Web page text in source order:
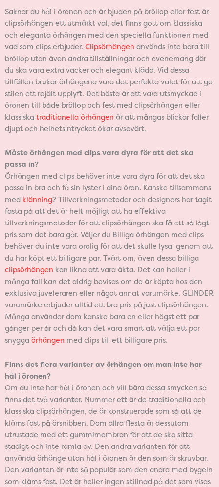
Saknar du hål i öronen och är bjuden på bröllop eller fest är
clipsörhängen ett utmärkt val, det finns gott om klassiska
och eleganta örhängen med den speciella funktionen med
vad som clips erbjuder. Clipsörhängen används inte bara till
bröllop utan även andra tillställningar och evenemang där
du ska vara extra vacker och elegant klädd. Vid dessa
tillfällen brukar örhängena vara det perfekta valet för att ge
stilen ett rejält upplyft. Det bästa är att vara utsmyckad i
öronen till både bröllop och fest med clipsörhängen eller
klassiska traditionella örhängen är att mångas blickar faller
djupt och helhetsintrycket ökar avsevärt.
Måste örhängen med clips vara dyra för att det ska
passa in?
Örhängen med clips behöver inte vara dyra för att det ska
passa in bra och få sin lyster i dina öron. Kanske tillsammans
med klänning? Tillverkningsmetoder och designers har tagit
fasta på att det är helt möjligt att ha effektiva
tillverkningsmetoder för att clipsörhängen ska få ett så lågt
pris som det bara går. Väljer du Billiga örhängen med clips
behöver du inte vara orolig för att det skulle lysa igenom att
du har köpt ett billigare par. Tvärt om, även dessa billiga
clipsörhängen kan likna att vara äkta. Det kan heller i
många fall kan det aldrig bevisas om de är köpta hos den
exklusiva juveleraren eller något annat varumärke. GLINDER
varumärke erbjuder alltid ett bra pris på just clipsörhängen.
Många använder dom kanske bara en eller högst ett par
gånger per år och då kan det vara smart att välja ett par
snygga örhängen med clips till ett billigare pris.
Finns det flera varianter av örhängen om man inte har
hål i öronen?
Om du inte har hål i öronen och vill bära dessa smycken så
finns det två varianter. Nummer ett är de traditionella och
klassiska clipsörhängen, de är konstruerade som så att de
kläms fast på örsnibben. Dom allra flesta är dessutom
utrustade med ett gummimembran för att de ska sitta
stadigt och inte ramla av. Den andra varianten för att
använda örhänge utan hål i öronen är den som är skruvbar.
Den varianten är inte så populär som den andra med bygeln
som kläms fast. Det är heller ingen skillnad på det som visas